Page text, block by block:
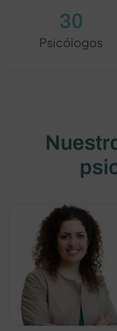
30
Psicólogos